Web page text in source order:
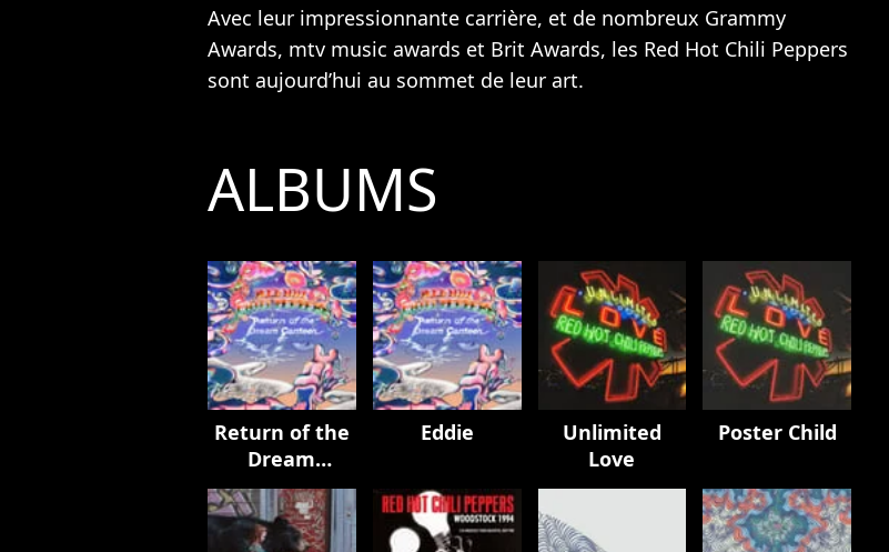
Avec leur impressionnante carrière, et de nombreux Grammy
Awards, mtv music awards et Brit Awards, les Red Hot Chili Peppers
sont aujourd’hui au sommet de leur art.
ALBUMS
Return of the
Dream
Canteen
Eddie
Unlimited
Love
Poster Child